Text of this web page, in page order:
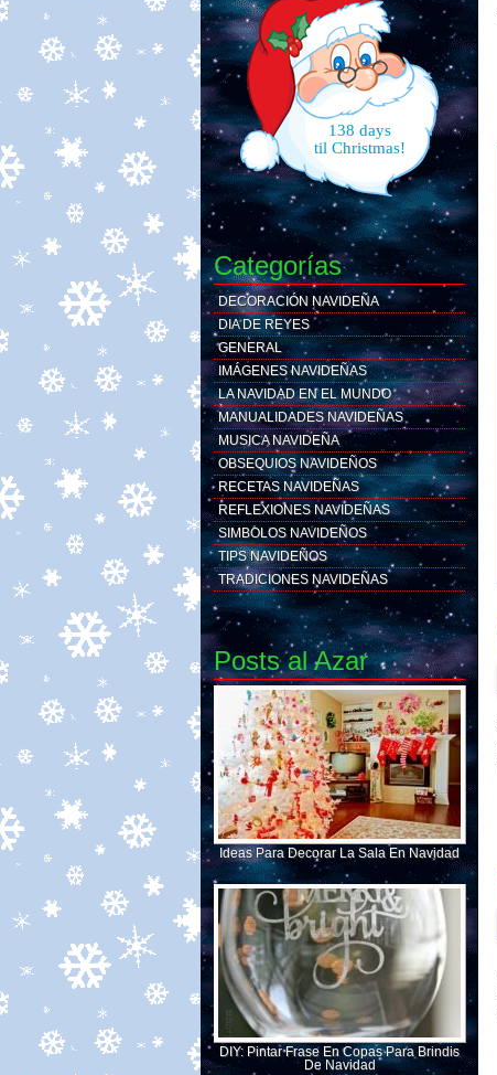
138 days
til Christmas!
Categorías
DECORACIÓN NAVIDEÑA
DIA DE REYES
GENERAL
IMÁGENES NAVIDEÑAS
LA NAVIDAD EN EL MUNDO
MANUALIDADES NAVIDEÑAS
MUSICA NAVIDEÑA
OBSEQUIOS NAVIDEÑOS
RECETAS NAVIDEÑAS
REFLEXIONES NAVIDEÑAS
SIMBOLOS NAVIDEÑOS
TIPS NAVIDEÑOS
TRADICIONES NAVIDEÑAS
Posts al Azar
Ideas Para Decorar La Sala En Navidad
DIY: Pintar Frase En Copas Para Brindis
De Navidad